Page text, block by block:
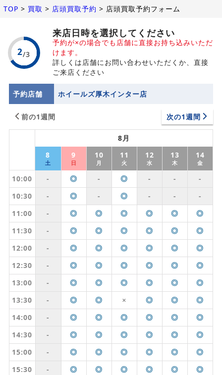
TOP > 買取 > 店頭買取予約 > 店頭買取予約フォーム
来店日時を選択してください
予約が×の場合でも店舗に直接お持ち込みいただ
けます。
詳しくは店舗にお問い合わせいただくか、直接
ご来店ください
予約店舗 ホイールズ厚木インター店
前の1週間 次の1週間
8月
8
土
9
日
10
月
11
火
12
水
13
木
14
金
10:00 - ◎ - ◎ - -
-
10:30
- ◎ - ◎ - -
-
11:00
- ◎ ◎ ◎ ◎ ◎
◎
11:30
- ◎ ◎ ◎ ◎ ◎
◎
12:00
- ◎ ◎ ◎ ◎ ◎
◎
12:30
- ◎ ◎ ◎ ◎ ◎
◎
13:00
- ◎ ◎ ◎ ◎ ◎
◎
13:30
- ◎ ◎ ✕ ◎ ◎
◎
14:00
- ◎ ◎ ◎ ◎ ◎
◎
14:30
- ◎ ◎ ◎ ◎ ◎
◎
15:00
- ◎ ◎ ◎ ◎ ◎
◎
15:30
- ◎ ◎ ◎ ◎ ◎
◎